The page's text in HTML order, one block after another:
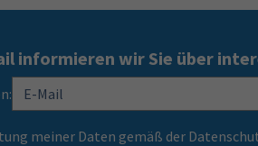
informieren wir Sie über
meiner Daten gemäß der